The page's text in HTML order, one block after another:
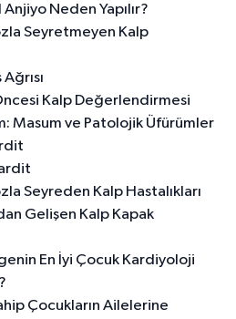
Neden Yapılır?
Seyretmeyen Kalp
Kalp Değerlendirmesi
Masum ve Patolojik Üfürümler
Seyreden Kalp Hastalıkları
Gelişen Kalp Kapak
En İyi Çocuk Kardiyoloji
Çocukların Ailelerine